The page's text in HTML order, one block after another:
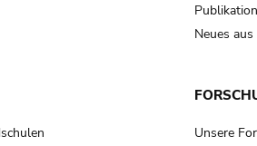
Neues
Unsere